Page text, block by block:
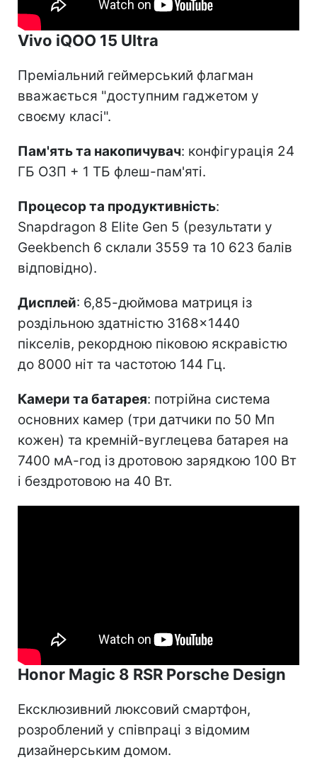
Vivo iQOO 15 Ultra
Преміальний геймерський флагман
вважається "доступним гаджетом у
своєму класі".
Пам'ять та накопичувач: конфігурація 24
ГБ ОЗП + 1 ТБ флеш-пам'яті.
Процесор та продуктивність:
Snapdragon 8 Elite Gen 5 (результати у
Geekbench 6 склали 3559 та 10 623 балів
відповідно).
Дисплей: 6,85-дюймова матриця із
роздільною здатністю 3168×1440
пікселів, рекордною піковою яскравістю
до 8000 ніт та частотою 144 Гц.
Камери та батарея: потрійна система
основних камер (три датчики по 50 Мп
кожен) та кремній-вуглецева батарея на
7400 мА-год із дротовою зарядкою 100 Вт
і бездротовою на 40 Вт.
Honor Magic 8 RSR Porsche Design
Ексклюзивний люксовий смартфон,
розроблений у співпраці з відомим
дизайнерським домом.